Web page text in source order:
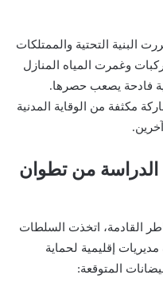
البنية التحتية والممتلكات
وغمرت المياه المنازل
فادحة يصعب حصرها.
مكثفة من الوقاية المدنية
الدراسة من تطوان
القادمة، اتخذت السلطات
إقليمية لحماية
المتوقعة: